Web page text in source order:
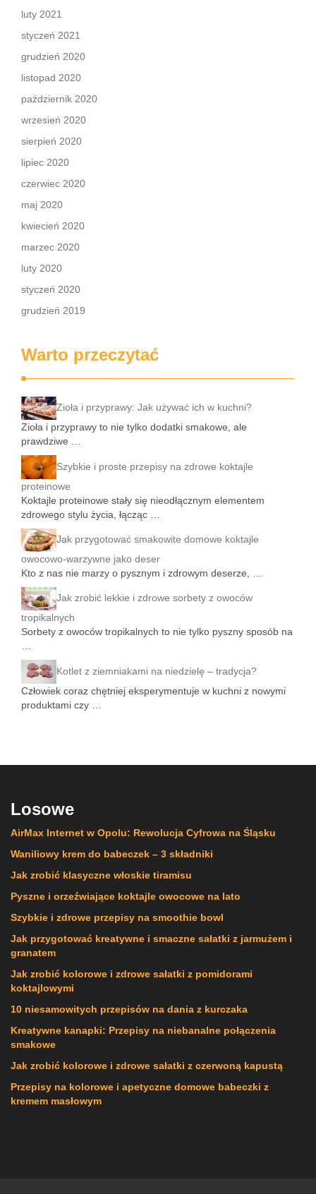
luty 2021
styczeń 2021
grudzień 2020
listopad 2020
październik 2020
wrzesień 2020
sierpień 2020
lipiec 2020
czerwiec 2020
maj 2020
kwiecień 2020
marzec 2020
luty 2020
styczeń 2020
grudzień 2019
Warto przeczytać
Zioła i przyprawy: Jak używać ich w kuchni?
Zioła i przyprawy to nie tylko dodatki smakowe, ale
prawdziwe …
Szybkie i proste przepisy na zdrowe koktajle
proteinowe
Koktajle proteinowe stały się nieodłącznym elementem
zdrowego stylu życia, łącząc …
Jak przygotować smakowite domowe koktajle
owocowo-warzywne jako deser
Kto z nas nie marzy o pysznym i zdrowym deserze, …
Jak zrobić lekkie i zdrowe sorbety z owoców
tropikalnych
Sorbety z owoców tropikalnych to nie tylko pyszny sposób na
…
Kotlet z ziemniakami na niedzielę – tradycja?
Człowiek coraz chętniej eksperymentuje w kuchni z nowymi
produktami czy …
Losowe
AirMax Internet w Opolu: Rewolucja Cyfrowa na Śląsku
Waniliowy krem do babeczek – 3 składniki
Jak zrobić klasyczne włoskie tiramisu
Pyszne i orzeźwiające koktajle owocowe na lato
Szybkie i zdrowe przepisy na smoothie bowl
Jak przygotować kreatywne i smaczne sałatki z jarmużem i
granatem
Jak zrobić kolorowe i zdrowe sałatki z pomidorami
koktajlowymi
10 niesamowitych przepisów na dania z kurczaka
Kreatywne kanapki: Przepisy na niebanalne połączenia
smakowe
Jak zrobić kolorowe i zdrowe sałatki z czerwoną kapustą
Przepisy na kolorowe i apetyczne domowe babeczki z
kremem masłowym